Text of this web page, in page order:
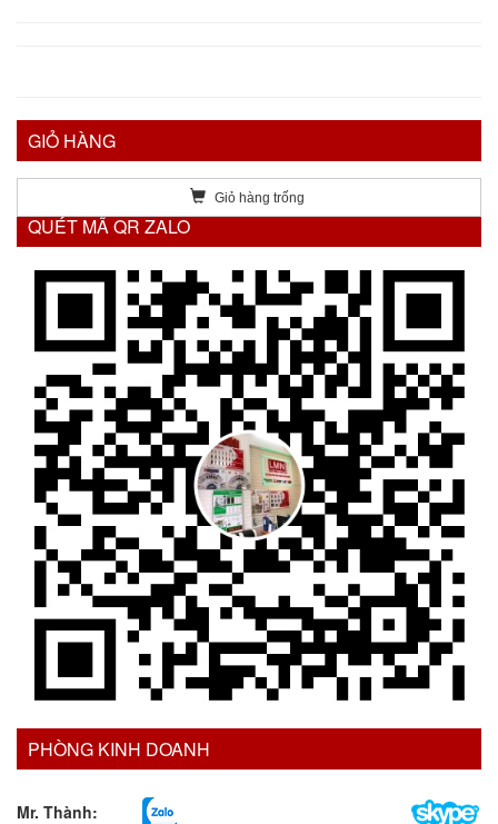
GIỎ HÀNG
Giỏ hàng trống
QUÉT MÃ QR ZALO
PHÒNG KINH DOANH
Mr. Thành: